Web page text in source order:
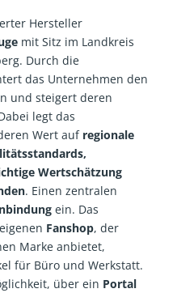
Hersteller
mit Sitz im Landkreis
Durch die
das Unternehmen den
und steigert deren
legt das
Wert auf regionale
Wertschätzung
. Einen zentralen
ein. Das
Fanshop, der
Marke anbietet,
für Büro und Werkstatt.
über ein Portal